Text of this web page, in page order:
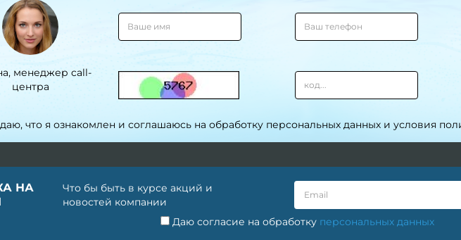
менеджер call-
центра
что я ознакомлен и соглашаюсь на обработку персональных данных и условия
НА
Что бы быть в курсе акций и
новостей компании
Даю согласие на обработку персональных данных